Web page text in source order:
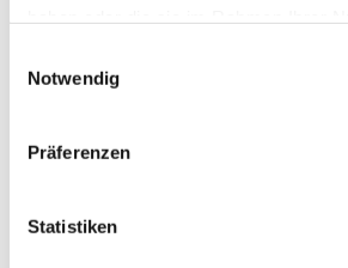
Cookies, wenn Sie unsere Webseite
Notwendig
Präferenzen
Statistiken
Für Zuweisende
Welcome to Diakonie-